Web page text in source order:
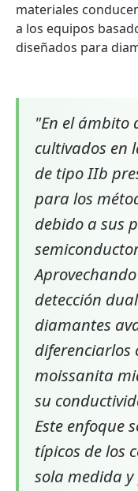
materiales
a los equipos
diseñados para
"En el ámbito
cultivados en
de tipo IIb
para los
debido a sus
detección
diamantes
diferenciarlos
moissanita
su
Este enfoque
típicos de los
sola medida